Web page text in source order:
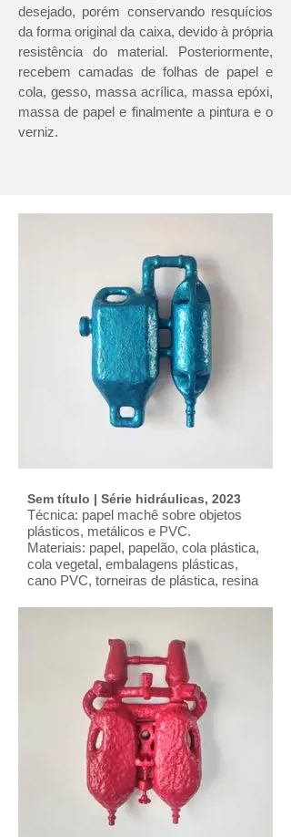
desejado, porém conservando resquícios
da forma original da caixa, devido à própria
resistência do material. Posteriormente,
recebem camadas de folhas de papel e
cola, gesso, massa acrílica, massa epóxi,
massa de papel e finalmente a pintura e o
verniz.
Sem título | Série hidráulicas, 2023
Técnica: papel machê sobre objetos
plásticos, metálicos e PVC.
Materiais: papel, papelão, cola plástica,
cola vegetal, embalagens plásticas,
cano PVC, torneiras de plástica, resina